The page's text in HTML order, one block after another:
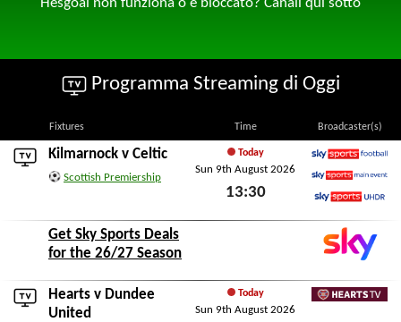
Hesgoal non funziona o è bloccato? Canali qui sotto
Programma Streaming di Oggi
Fixtures Time Broadcaster(s)
Kilmarnock v Celtic
Scottish Premiership
Today
Sun 9th August 2026
13:30
Sky Sports Football
Sky Sports Main Event
Get Sky Sports Deals
for the 26/27 Season
Hearts v Dundee
United
Today
Sun 9th August 2026